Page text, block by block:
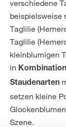
verschiedene
beispielsweise
Taglilie
Taglilie
kleinblumigen
in
Staudenarten
setzen kleine
Szene.